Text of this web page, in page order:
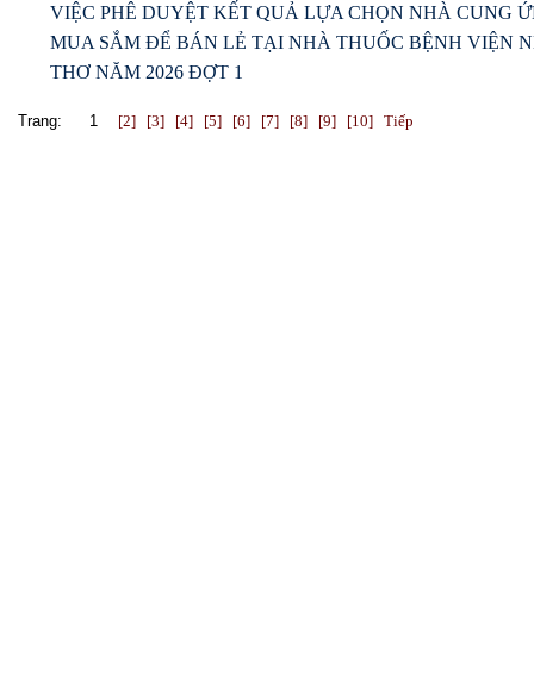
VIỆC PHÊ DUYỆT KẾT QUẢ LỰA CHỌN NHÀ CUNG
MUA SẮM ĐỂ BÁN LẺ TẠI NHÀ THUỐC BỆNH VIỆN
THƠ NĂM 2026 ĐỢT 1
Trang: 1 [2] [3] [4] [5] [6] [7] [8] [9] [10] Tiếp